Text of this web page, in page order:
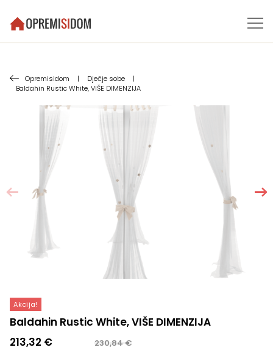
Opremisidom | Dječje sobe
|
Baldahin Rustic White, VIŠE DIMENZIJA
Akcija!
Baldahin Rustic White, VIŠE DIMENZIJA
230,84€
Izvorna
213,32 €
Trenutna